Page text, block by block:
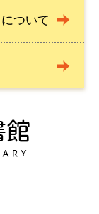
ついて